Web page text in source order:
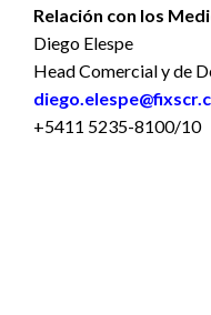
Relación con los
Diego Elespe
Head Comercial y de
+5411 5235-8100/10